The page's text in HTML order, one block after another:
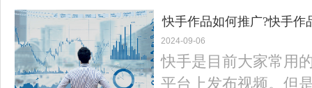
快手作品如何推广?快手作
2024-09-06
快手是目前大家常用
平台上发布视频。但